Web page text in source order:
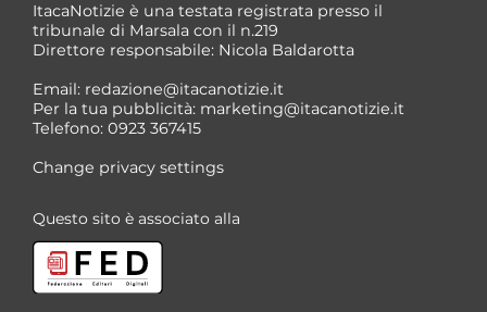
*
ItacaNotizie è una testata registrata presso il
tribunale di Marsala con il n.219
Direttore responsabile: Nicola Baldarotta
Email: redazione@itacanotizie.it
Per la tua pubblicità: marketing@itacanotizie.it
Telefono: 0923 367415
Change privacy settings
Questo sito è associato alla